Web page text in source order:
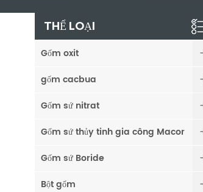
THỂ LOẠI
Gốm oxit
gốm cacbua
Gốm sứ nitrat
Gốm sứ thủy tinh gia công Macor
Gốm sứ Boride
Bột gốm